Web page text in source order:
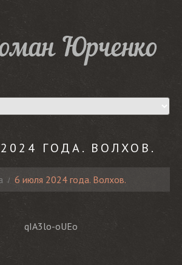
ГОДА. ВОЛХОВ.
6 июля 2024 года. Волхов.